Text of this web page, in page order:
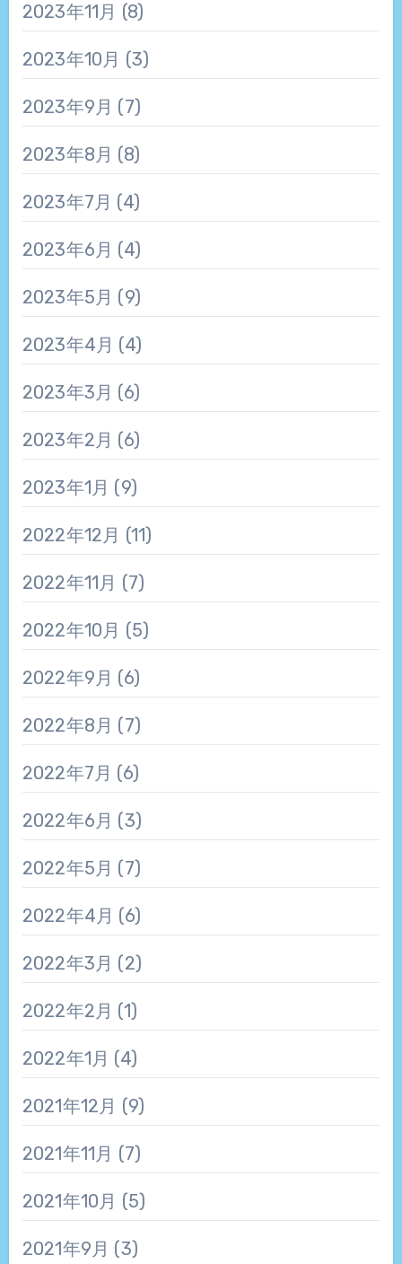
2023年11月 (8)
2023年10月 (3)
2023年9月 (7)
2023年8月 (8)
2023年7月 (4)
2023年6月 (4)
2023年5月 (9)
2023年4月 (4)
2023年3月 (6)
2023年2月 (6)
2023年1月 (9)
2022年12月 (11)
2022年11月 (7)
2022年10月 (5)
2022年9月 (6)
2022年8月 (7)
2022年7月 (6)
2022年6月 (3)
2022年5月 (7)
2022年4月 (6)
2022年3月 (2)
2022年2月 (1)
2022年1月 (4)
2021年12月 (9)
2021年11月 (7)
2021年10月 (5)
2021年9月 (3)